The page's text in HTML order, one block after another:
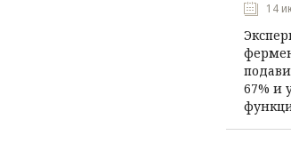
14
67% и